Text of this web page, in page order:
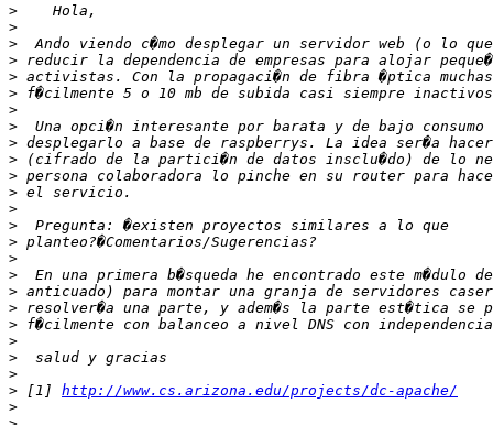
>
>
>
>
>
>
>
>
>
>
>
>
>
>
>
>
>
>
>
>
>
>
>
> [1] http://www.cs.arizona.edu/projects/dc-apache/
>